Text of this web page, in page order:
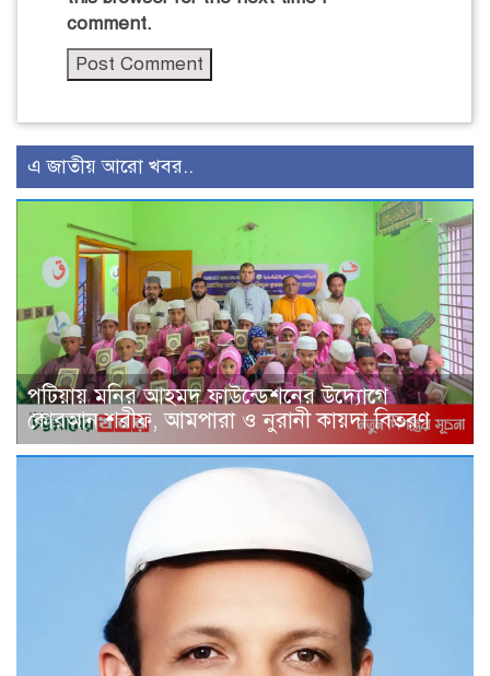
comment.
এ জাতীয় আরো খবর..
পটিয়ায় মনির আহমদ ফাউন্ডেশনের উদ্যোগে
কোরআন শরীফ, আমপারা ও নুরানী কায়দা বিতরণ